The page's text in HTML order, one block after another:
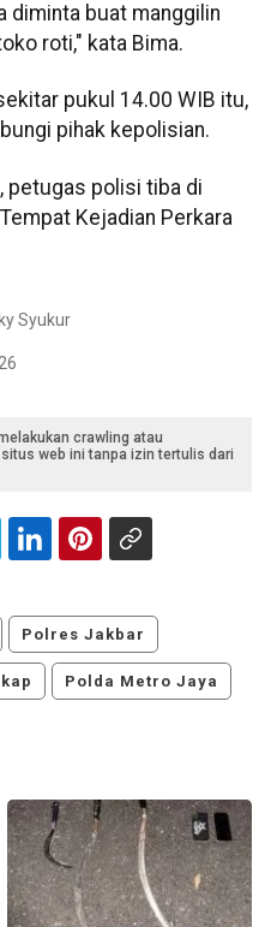
diminta buat manggilin
roti," kata Bima.
pukul 14.00 WIB itu,
pihak kepolisian.
petugas polisi tiba di
Kejadian Perkara
Syukur
crawling atau
web ini tanpa izin tertulis dari
Polres Jakbar
Polda Metro Jaya